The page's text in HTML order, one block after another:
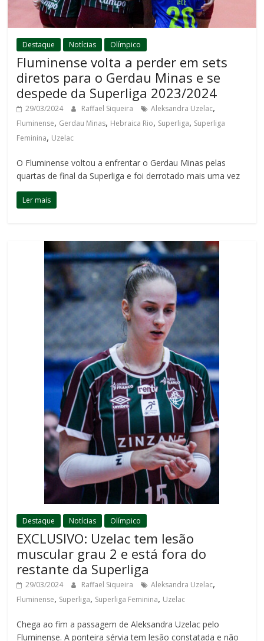
Destaque Notícias Olímpico
Fluminense volta a perder em sets
diretos para o Gerdau Minas e se
despede da Superliga 2023/2024
29/03/2024 Raffael Siqueira Aleksandra Uzelac,
Fluminense, Gerdau Minas, Hebraica Rio, Superliga, Superliga
Feminina, Uzelac
O Fluminense voltou a enfrentar o Gerdau Minas pelas
quartas de final da Superliga e foi derrotado mais uma vez
Ler mais
Destaque Notícias Olímpico
EXCLUSIVO: Uzelac tem lesão
muscular grau 2 e está fora do
restante da Superliga
29/03/2024 Raffael Siqueira Aleksandra Uzelac,
Fluminense, Superliga, Superliga Feminina, Uzelac
Chega ao fim a passagem de Aleksandra Uzelac pelo
Fluminense. A ponteira sérvia tem lesão constatada e não